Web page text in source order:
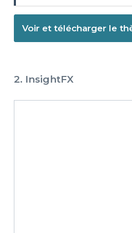
Voir et télécharger le
2. InsightFX